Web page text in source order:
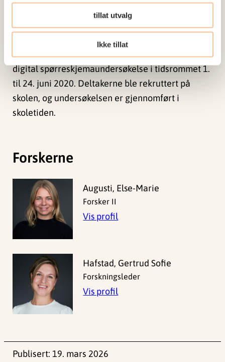
tillat utvalg
Ikke tillat
usikkerhet om fremtiden kan påvirke ungdom.
Studien er finansiert av Barne- ungdoms- og
familiedirektoratet. Den er gjennomført som en
digital spørreskjemaundersøkelse i tidsrommet 1.
til 24. juni 2020. Deltakerne ble rekruttert på
skolen, og undersøkelsen er gjennomført i
skoletiden.
Forskerne
Augusti, Else-Marie
Forsker II
Vis profil
Hafstad, Gertrud Sofie
Forskningsleder
Vis profil
Publisert: 19. mars 2026